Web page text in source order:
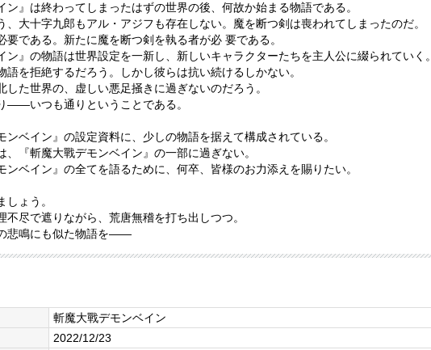
ン』は終わってしまったはずの世界の後、何故か始まる物語である。
、大十字九郎もアル・アジフも存在しない。魔を断つ剣は喪われてしまったのだ。
要である。新たに魔を断つ剣を執る者が必 要である。
ン』の物語は世界設定を一新し、新しいキャラクターたちを主人公に綴られていく。
語を拒絶するだろう。しかし彼らは抗い続けるしかない。
した世界の、虚しい悪足掻きに過ぎないのだろう。
――いつも通りということである。
ンベイン』の設定資料に、少しの物語を据えて構成されている。
、『斬魔大戰デモンベイン』の一部に過ぎない。
ンベイン』の全てを語るために、何卒、皆様のお力添えを賜りたい。
しょう。
不尽で遮りながら、荒唐無稽を打ち出しつつ。
悲鳴にも似た物語を――
斬魔大戰デモンベイン
2022/12/23